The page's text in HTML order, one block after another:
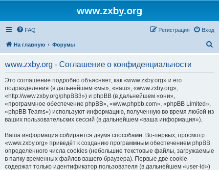
www.zxby.org
FAQ Вход
Регистрация
На главную Форумы
www.zxby.org - Соглашение о конфиденциальности
Это соглашение подробно объясняет, как «www.zxby.org» и его
подразделения (в дальнейшем «мы», «наш», «www.zxby.org»,
«http://www.zxby.org/phpBB3») и phpBB (в дальнейшем «они»,
«программное обеспечение phpBB», «www.phpbb.com», «phpBB Limited»,
«phpBB Teams») используют информацию, полученную во время любой из
ваших пользовательских сессий (в дальнейшем «ваша информация»).
Ваша информация собирается двумя способами. Во-первых, просмотр
«www.zxby.org» приведёт к созданию программным обеспечением phpBB
определённого числа cookies (небольшие текстовые файлы, загружаемые
в папку временных файлов вашего браузера). Первые две cookie
содержат только идентификатор пользователя (в дальнейшем «user-id»)